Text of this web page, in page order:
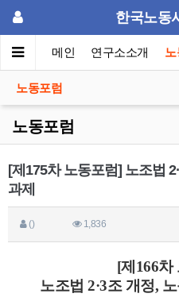
한국노동
메인 연구소소개
노동포럼
노동포럼
[제175차 노동포럼] 노조법
과제
() 1,836
[제166차
노조법 2·3조 개정,